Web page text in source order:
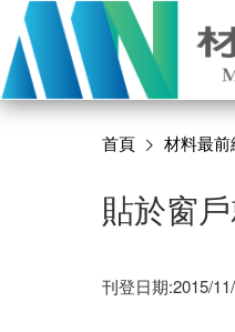
首頁 材料最前
貼於窗
刊登日期:2015/